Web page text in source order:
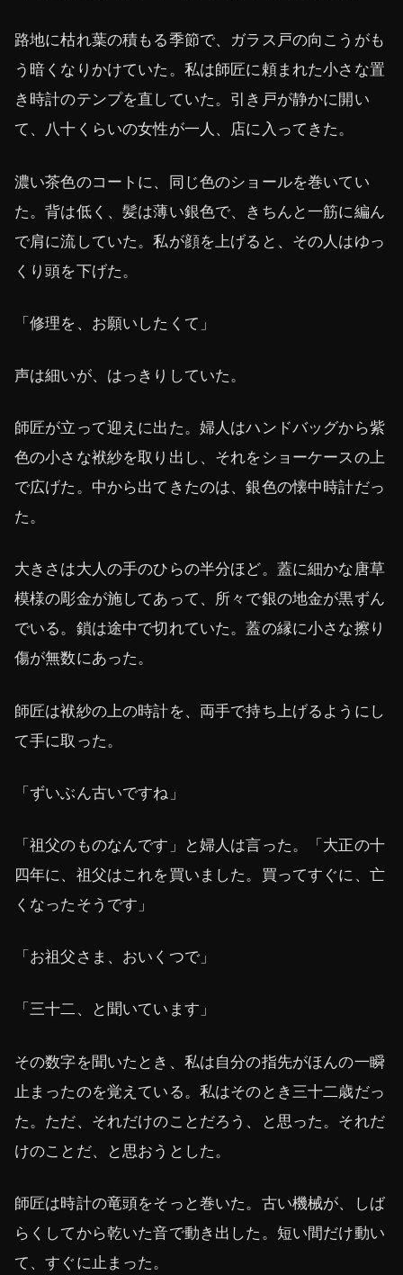
路地に枯れ葉の積もる季節で、ガラス戸の向こうがも
う暗くなりかけていた。私は師匠に頼まれた小さな置
き時計のテンプを直していた。引き戸が静かに開い
て、八十くらいの女性が一人、店に入ってきた。
濃い茶色のコートに、同じ色のショールを巻いてい
た。背は低く、髪は薄い銀色で、きちんと一筋に編ん
で肩に流していた。私が顔を上げると、その人はゆっ
くり頭を下げた。
「修理を、お願いしたくて」
声は細いが、はっきりしていた。
師匠が立って迎えに出た。婦人はハンドバッグから紫
色の小さな袱紗を取り出し、それをショーケースの上
で広げた。中から出てきたのは、銀色の懐中時計だっ
た。
大きさは大人の手のひらの半分ほど。蓋に細かな唐草
模様の彫金が施してあって、所々で銀の地金が黒ずん
でいる。鎖は途中で切れていた。蓋の縁に小さな擦り
傷が無数にあった。
師匠は袱紗の上の時計を、両手で持ち上げるようにし
て手に取った。
「ずいぶん古いですね」
「祖父のものなんです」と婦人は言った。「大正の十
四年に、祖父はこれを買いました。買ってすぐに、亡
くなったそうです」
「お祖父さま、おいくつで」
「三十二、と聞いています」
その数字を聞いたとき、私は自分の指先がほんの一瞬
止まったのを覚えている。私はそのとき三十二歳だっ
た。ただ、それだけのことだろう、と思った。それだ
けのことだ、と思おうとした。
師匠は時計の竜頭をそっと巻いた。古い機械が、しば
らくしてから乾いた音で動き出した。短い間だけ動い
て、すぐに止まった。